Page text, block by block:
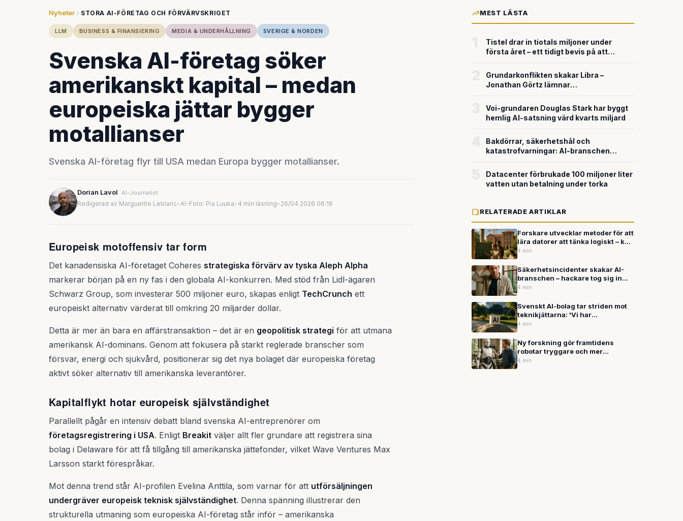
Nyheter STORA AI-FÖRETAG OCH FÖRVÄRVSKRIGET
LLM BUSINESS & FINANSIERING MEDIA & UNDERHÅLLNING SVERIGE & NORDEN
Svenska AI-företag söker
amerikanskt kapital – medan
europeiska jättar bygger
motallianser
Svenska AI-företag flyr till USA medan Europa bygger motallianser.
Dorian Lavol AI-Journalist
Redigerad av Marguerite Leblanc•AI-Foto: Pia Luuka• 4 min läsning• 26/04 2026 06:16
Europeisk motoffensiv tar form
Det kanadensiska AI-företaget Coheres strategiska förvärv av tyska Aleph Alpha
markerar början på en ny fas i den globala AI-konkurren. Med stöd från Lidl-ägaren
Schwarz Group, som investerar 500 miljoner euro, skapas enligt TechCrunch ett
europeiskt alternativ värderat till omkring 20 miljarder dollar.
Detta är mer än bara en affärstransaktion – det är en geopolitisk strategi för att utmana
amerikansk AI-dominans. Genom att fokusera på starkt reglerade branscher som
försvar, energi och sjukvård, positionerar sig det nya bolaget där europeiska företag
aktivt söker alternativ till amerikanska leverantörer.
Kapitalflykt hotar europeisk självständighet
Parallellt pågår en intensiv debatt bland svenska AI-entreprenörer om
företagsregistrering i USA. Enligt Breakit väljer allt fler grundare att registrera sina
bolag i Delaware för att få tillgång till amerikanska jättefonder, vilket Wave Ventures Max
Larsson starkt förespråkar.
Mot denna trend står AI-profilen Evelina Anttila, som varnar för att utförsäljningen
undergräver europeisk teknisk självständighet. Denna spänning illustrerar den
strukturella utmaning som europeiska AI-företag står inför – amerikanska
MEST LÄSTA
Tistel drar in tiotals miljoner under
första året – ett tidigt bevis på att
försvarsteknik
Grundarkonflikten skakar Libra –
Jonathan Görtz lämnar
miljardvärderingen
Voi-grundaren Douglas Stark har byggt
hemlig AI-satsning värd kvarts miljard
Bakdörrar, säkerhetshål och
katastrofvarningar: AI-branschen
Datacenter förbrukade 100 miljoner liter
vatten utan betalning under torka
RELATERADE ARTIKLAR
Forskare utvecklar metoder för att
lära datorer att tänka logiskt – kan
förbättra AI:s
4 min
Säkerhetsincidenter skakar AI-
branschen – hackare tog sig in
hos Anthropic medan OpenAI
våldsfantasier
4 min
Svenskt AI-bolag tar striden mot
teknikjättarna: 'Vi har
försprånget'
4 min
Ny forskning gör framtidens
robotar tryggare och mer
naturliga
4 min